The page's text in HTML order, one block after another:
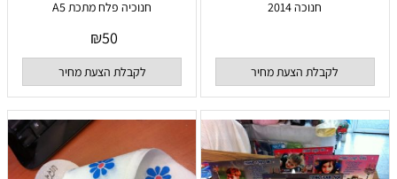
חנוכה 2014
לקבלת הצעת מחיר
חנוכיה פלח מתכת A5
₪50
לקבלת הצעת מחיר